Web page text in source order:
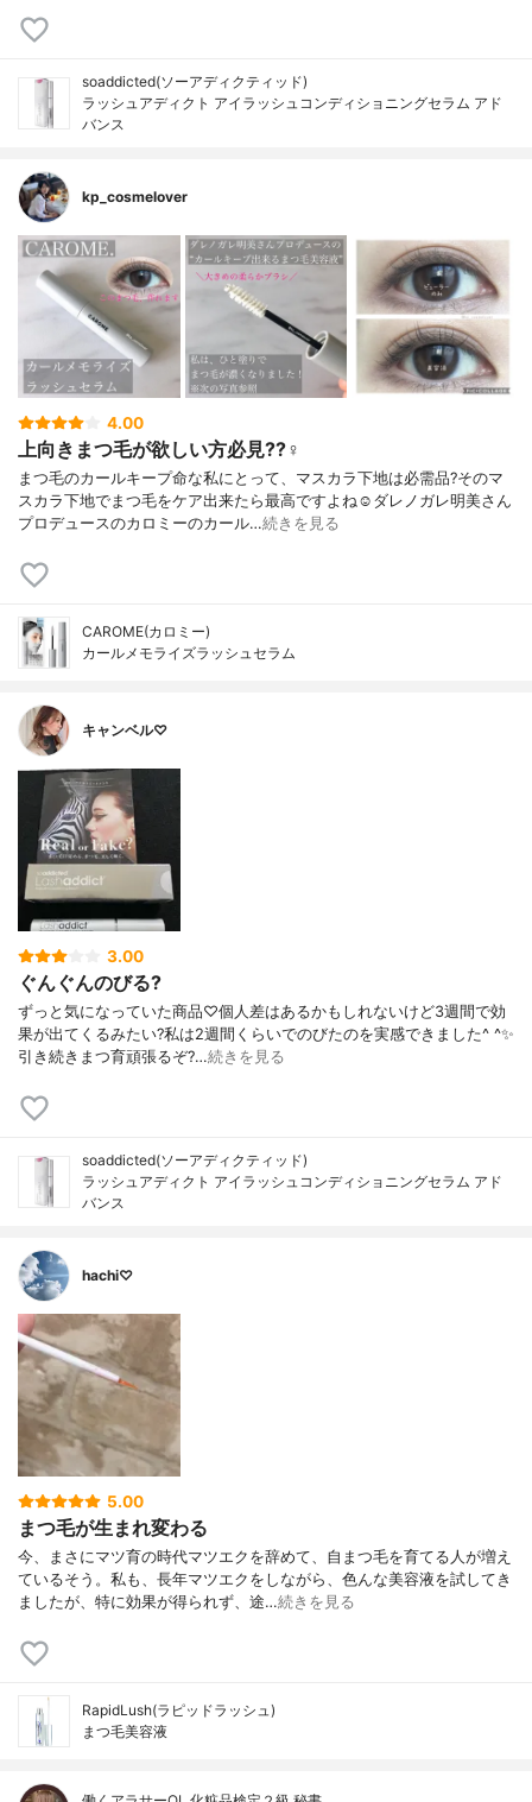
soaddicted(ソーアディクティッド)
ラッシュアディクト アイラッシュコンディショニングセラム アド
バンス
kp_cosmelover
4.00
上向きまつ毛が欲しい方必見??‍♀️
まつ毛のカールキープ命な私にとって、マスカラ下地は必需品?そのマ
スカラ下地でまつ毛をケア出来たら最高ですよね☺️ダレノガレ明美さん
プロデュースのカロミーのカール…続きを見る
CAROME(カロミー)
カールメモライズラッシュセラム
キャンベル♡
3.00
ぐんぐんのびる?
ずっと気になっていた商品♡個人差はあるかもしれないけど3週間で効
果が出てくるみたい?私は2週間くらいでのびたのを実感できました^ ^✨
引き続きまつ育頑張るぞ?…続きを見る
soaddicted(ソーアディクティッド)
ラッシュアディクト アイラッシュコンディショニングセラム アド
バンス
hachi♡
5.00
まつ毛が生まれ変わる
今、まさにマツ育の時代マツエクを辞めて、自まつ毛を育てる人が増え
ているそう。私も、長年マツエクをしながら、色んな美容液を試してき
ましたが、特に効果が得られず、途…続きを見る
RapidLush(ラピッドラッシュ)
まつ毛美容液